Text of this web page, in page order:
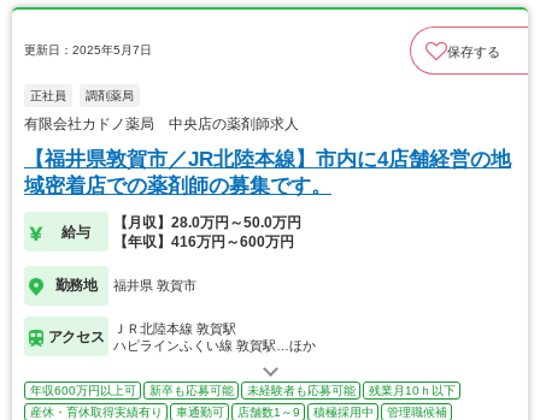
更新日：2025年5月7日 保存する
正社員 調剤薬局
有限会社カドノ薬局 中央店の薬剤師求人
【福井県敦賀市／JR北陸本線】市内に4店舗経営の地
域密着店での薬剤師の募集です。
給与
【月収】28.0万円～50.0万円
【年収】416万円～600万円
勤務地 福井県 敦賀市
アクセス
ＪＲ北陸本線 敦賀駅
ハピラインふくい線 敦賀駅…ほか
年収600万円以上可 新卒も応募可能 未経験者も応募可能
残業月10ｈ以下
産休・育休取得実績有り
車通勤可 店舗数1～9 積極採用中 管理職候補